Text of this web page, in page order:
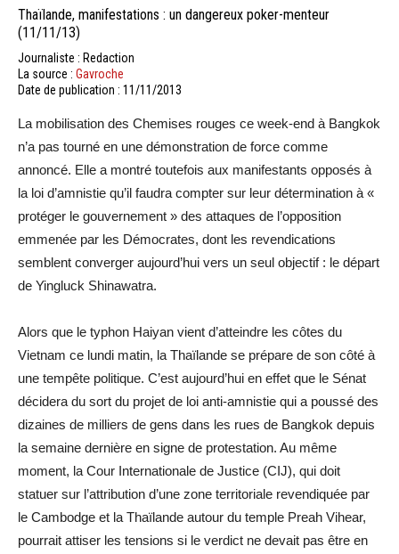
Thaïlande, manifestations : un dangereux poker-menteur
(11/11/13)
Journaliste : Redaction
La source : Gavroche
Date de publication : 11/11/2013
La mobilisation des Chemises rouges ce week-end à Bangkok
n’a pas tourné en une démonstration de force comme
annoncé. Elle a montré toutefois aux manifestants opposés à
la loi d’amnistie qu’il faudra compter sur leur détermination à «
protéger le gouvernement » des attaques de l’opposition
emmenée par les Démocrates, dont les revendications
semblent converger aujourd’hui vers un seul objectif : le départ
de Yingluck Shinawatra.
Alors que le typhon Haiyan vient d’atteindre les côtes du
Vietnam ce lundi matin, la Thaïlande se prépare de son côté à
une tempête politique. C’est aujourd’hui en effet que le Sénat
décidera du sort du projet de loi anti-amnistie qui a poussé des
dizaines de milliers de gens dans les rues de Bangkok depuis
la semaine dernière en signe de protestation. Au même
moment, la Cour Internationale de Justice (CIJ), qui doit
statuer sur l’attribution d’une zone territoriale revendiquée par
le Cambodge et la Thaïlande autour du temple Preah Vihear,
pourrait attiser les tensions si le verdict ne devait pas être en